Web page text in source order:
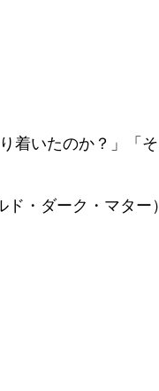
着いたのか？」「
・ダーク・マタ